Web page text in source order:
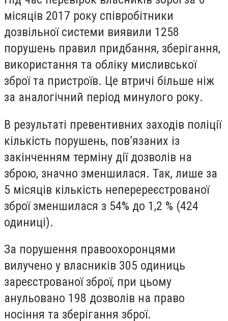
місяців 2017 року співробітники
дозвільної системи виявили 1258
порушень правил придбання, зберігання,
використання та обліку мисливської
зброї та пристроїв. Це втричі більше ніж
за аналогічний період минулого року.
В результаті превентивних заходів поліції
кількість порушень, пов’язаних із
закінченням терміну дії дозволів на
зброю, значно зменшилася. Так, лише за
5 місяців кількість неперереєстрованої
зброї зменшилася з 54% до 1,2 % (424
одиниці).
За порушення правоохоронцями
вилучено у власників 305 одиниць
зареєстрованої зброї, при цьому
анульовано 198 дозволів на право
носіння та зберігання зброї.